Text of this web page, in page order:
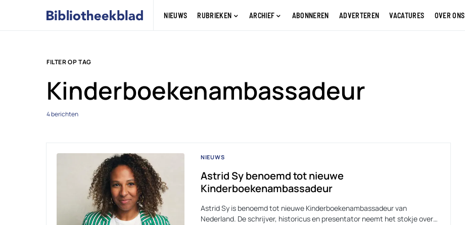
NIEUWS RUBRIEKEN ARCHIEF ABONNEREN ADVERTEREN VACATURES OVER ONS
FILTER OP TAG
Kinderboekenambassadeur
4 berichten
NIEUWS
Astrid Sy benoemd tot nieuwe
Kinderboekenambassadeur
Astrid Sy is benoemd tot nieuwe Kinderboekenambassadeur van
Nederland. De schrijver, historicus en presentator neemt het stokje over…